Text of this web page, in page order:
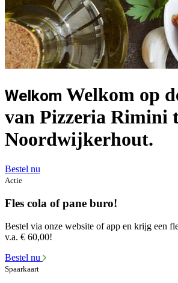
Welkom Welkom op
van Pizzeria Rimini
Noordwijkerhout.
Bestel nu
Actie
Fles cola of pane buro!
Bestel via onze website of app en krijg een
v.a. € 60,00!
Bestel nu
Spaarkaart